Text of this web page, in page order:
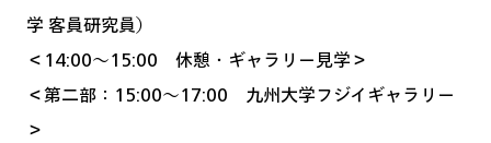
学 客員研究員）
＜14:00〜15:00 休憩 ・ギャラリー見学 ＞
＜第二部：15:00〜17:00 九州大学フジイギャラリー
＞